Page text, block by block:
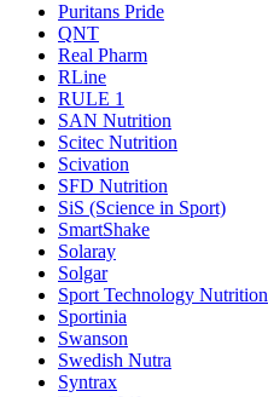
Puritans Pride
QNT
Real Pharm
RLine
RULE 1
SAN Nutrition
Scitec Nutrition
Scivation
SFD Nutrition
SiS (Science in Sport)
SmartShake
Solaray
Solgar
Sport Technology Nutrition
Sportinia
Swanson
Swedish Nutra
Syntrax